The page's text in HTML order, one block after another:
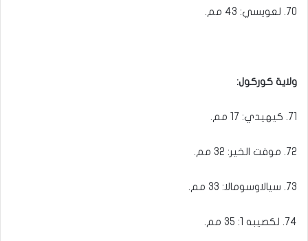
70. لعويسي: 43 مم.
ولاية كوركول:
71. كيهيدي: 17 مم.
72. موفت الخير: 32 مم.
73. سيالاوسومالا: 33 مم.
74. لكصيبه 1: 35 مم.